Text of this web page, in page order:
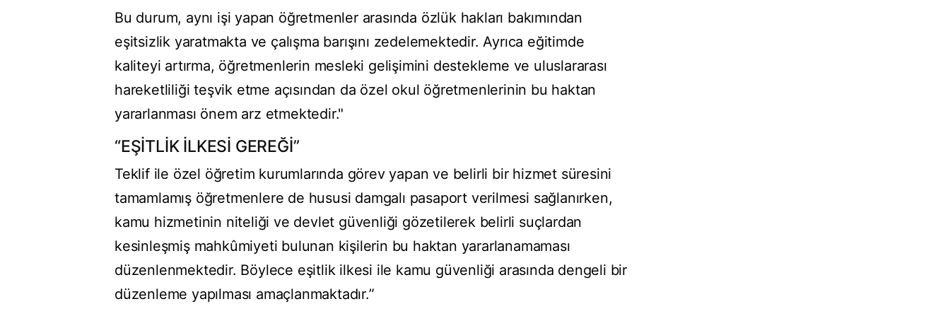
Bu durum, aynı işi yapan öğretmenler arasında özlük hakları bakımından
eşitsizlik yaratmakta ve çalışma barışını zedelemektedir. Ayrıca eğitimde
kaliteyi artırma, öğretmenlerin mesleki gelişimini destekleme ve uluslararası
hareketliliği teşvik etme açısından da özel okul öğretmenlerinin bu haktan
yararlanması önem arz etmektedir."
“EŞİTLİK İLKESİ GEREĞİ”
Teklif ile özel öğretim kurumlarında görev yapan ve belirli bir hizmet süresini
tamamlamış öğretmenlere de hususi damgalı pasaport verilmesi sağlanırken,
kamu hizmetinin niteliği ve devlet güvenliği gözetilerek belirli suçlardan
kesinleşmiş mahkûmiyeti bulunan kişilerin bu haktan yararlanamaması
düzenlenmektedir. Böylece eşitlik ilkesi ile kamu güvenliği arasında dengeli bir
düzenleme yapılması amaçlanmaktadır.”